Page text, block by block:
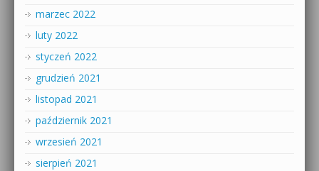
marzec 2022
luty 2022
styczeń 2022
grudzień 2021
listopad 2021
październik 2021
wrzesień 2021
sierpień 2021